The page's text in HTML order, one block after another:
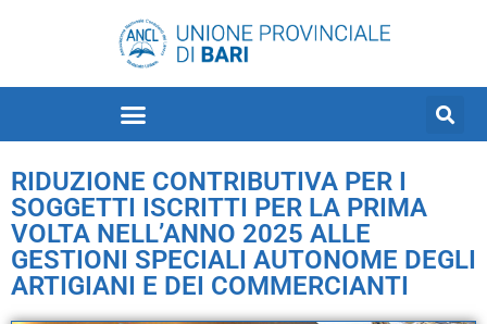
RIDUZIONE CONTRIBUTIVA PER I
SOGGETTI ISCRITTI PER LA PRIMA
VOLTA NELL’ANNO 2025 ALLE
GESTIONI SPECIALI AUTONOME DEGLI
ARTIGIANI E DEI COMMERCIANTI